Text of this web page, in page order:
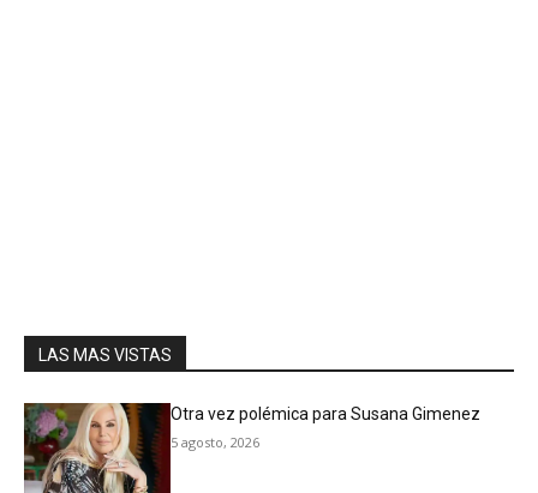
LAS MAS VISTAS
Otra vez polémica para Susana Gimenez
5 agosto, 2026